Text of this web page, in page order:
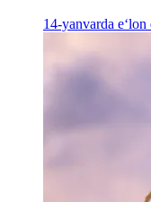
14-yanvarda